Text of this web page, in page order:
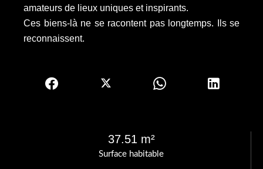
Surface habitable
37.51 m²
amateurs de lieux uniques et inspirants.
Ces biens-là ne se racontent pas longtemps. Ils se
reconnaissent.